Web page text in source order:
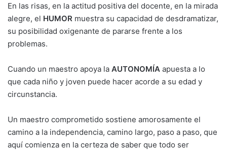
En las risas, en la actitud positiva del docente, en la mirada
alegre, el HUMOR muestra su capacidad de desdramatizar,
su posibilidad oxigenante de pararse frente a los
problemas.
Cuando un maestro apoya la AUTONOMÍA apuesta a lo
que cada niño y joven puede hacer acorde a su edad y
circunstancia.
Un maestro comprometido sostiene amorosamente el
camino a la independencia, camino largo, paso a paso, que
aquí comienza en la certeza de saber que todo ser